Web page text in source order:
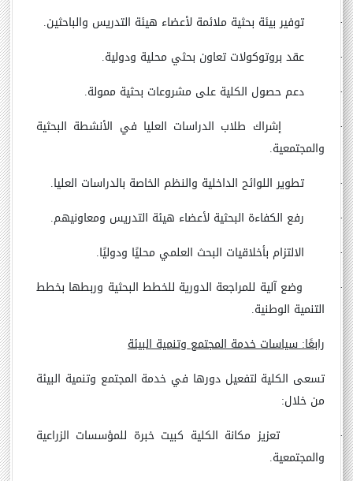
·
توفير بيئة بحثية ملائمة لأعضاء هيئة التدريس والباحثين.
·
عقد بروتوكولات تعاون بحثي محلية ودولية.
·
دعم حصول الكلية على مشروعات بحثية ممولة.
·
إشراك طلاب الدراسات العليا في الأنشطة البحثية
والمجتمعية.
·
تطوير اللوائح الداخلية والنظم الخاصة بالدراسات العليا.
·
رفع الكفاءة البحثية لأعضاء هيئة التدريس ومعاونيهم.
·
الالتزام بأخلاقيات البحث العلمي محليًا ودوليًا.
·
وضع آلية للمراجعة الدورية للخطط البحثية وربطها بخطط
التنمية الوطنية.
رابعًا: سياسات خدمة المجتمع وتنمية البيئة
تسعى الكلية لتفعيل دورها في خدمة المجتمع وتنمية البيئة
من خلال:
·
تعزيز مكانة الكلية كبيت خبرة للمؤسسات الزراعية
والمجتمعية.